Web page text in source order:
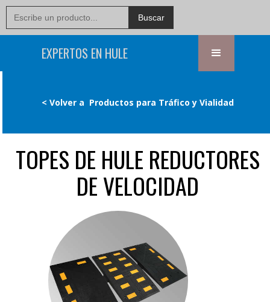
EXPERTOS EN HULE
< Volver a Productos para Tráfico y Vialidad
TOPES DE HULE REDUCTORES
DE VELOCIDAD